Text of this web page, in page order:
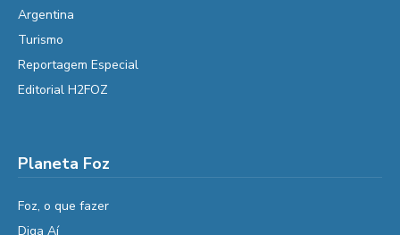
Argentina
Turismo
Reportagem Especial
Editorial H2FOZ
Planeta Foz
Foz, o que fazer
Diga Aí